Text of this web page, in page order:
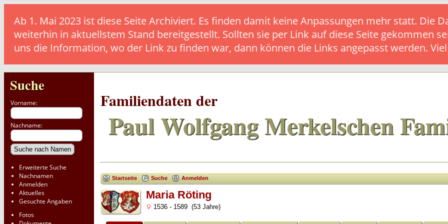
Ab 1. Mai 2023 ist diese Seite Archiviert. Es finden damit keine Anpassungen mehr statt. Die
weiterhin in aktuellstem Stand bereitgestellt. Sollten sie per Link auf diese Seite gekommen
uns die Information, wo der Link zu finden war, dann können die Links angepasst werden.
Suche
Vorname:
Nachname:
Erweiterte Suche
Nachnamen
Anmelden
Aktuelles
Gesuchte Angaben
Fotos
Familiendaten der
Paul Wolfgang Merkelschen
Startseite Suche Anmelden
Maria Röting
1536 - 1589 (53 Jahre)